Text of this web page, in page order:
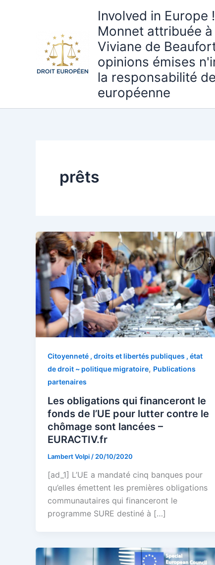
Involved in Europe
Monnet attribuée
Viviane de
opinions émises
la responsabilité
européenne
prêts
Citoyenneté , droits et libertés publiques , état
de droit ~ politique migratoire, Publications
partenaires
Les obligations qui financeront le
fonds de l’UE pour lutter contre le
chômage sont lancées –
EURACTIV.fr
Lambert Volpi / 20/10/2020
[ad_1] L’UE a mandaté cinq banques pour
qu’elles émettent les premières obligations
communautaires qui financeront le
programme SURE destiné à […]